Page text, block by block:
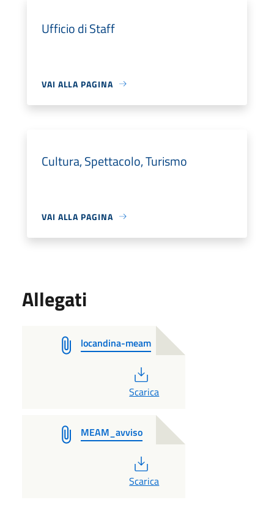
Ufficio di Staff
VAI ALLA PAGINA
Cultura, Spettacolo, Turismo
VAI ALLA PAGINA
Allegati
locandina-meam
PDF
Scarica
MEAM_avviso
PDF
Scarica